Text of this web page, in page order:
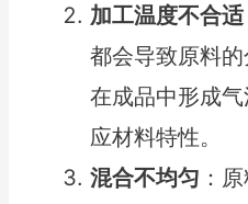
加工温度不合适
都会导致原料
在成品中形成
应材料特性。
混合不均匀 ：